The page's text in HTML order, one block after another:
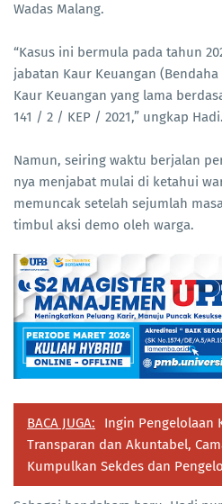
Wadas Malang.
“Kasus ini bermula pada tahun
jabatan Kaur Keuangan
Kaur Keuangan yang lama
141 / 2 / KEP / 2021,” ungkap Hadi.
Namun, seiring waktu berjalan
nya menjabat mulai di ketahui
memuncak setelah sejumlah
timbul aksi demo oleh warga.
BACA JUGA:
Ingin Pengelolaan
Transparan dan Akuntabel,
Kumpulkan Sekdes dan